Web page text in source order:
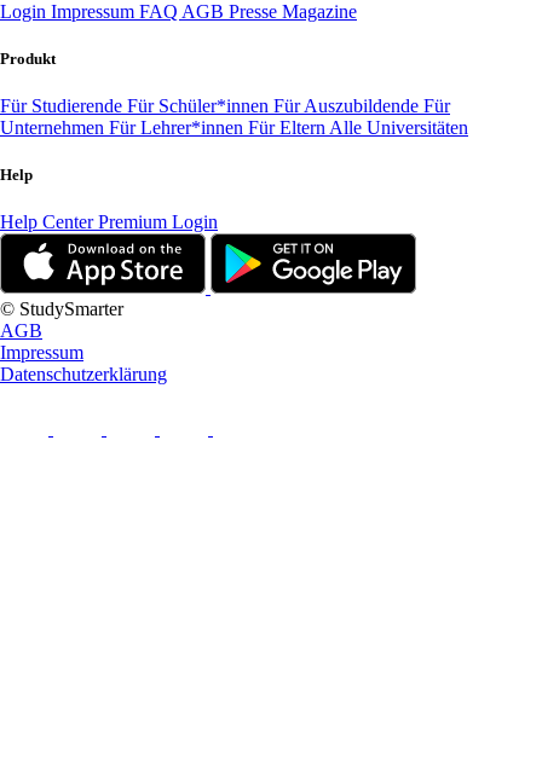
Login Impressum FAQ AGB Presse Magazine
Produkt
Für Studierende Für Schüler*innen Für Auszubildende Für
Unternehmen Für Lehrer*innen Für Eltern Alle Universitäten
Help
Help CenterPremium Login
© StudySmarter
AGB
Impressum
Datenschutzerklärung